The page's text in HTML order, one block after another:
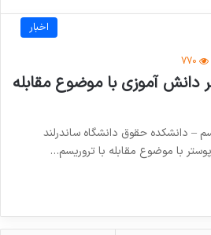
اخبار
770
دانش آموزی با موضوع مقابله
– دانشکده حقوق دانشگاه ساندرلند
با موضوع مقابله با تروریسم…